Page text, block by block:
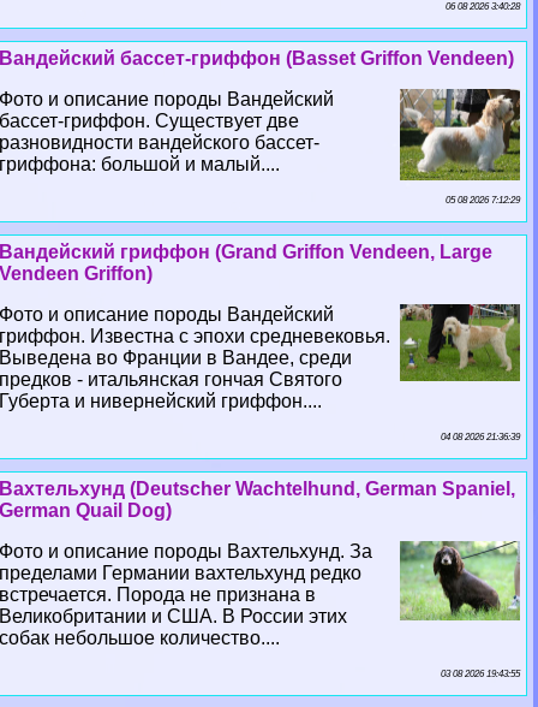
06 08 2026 3:40:28
Вандейский бассет-гриффон (Basset Griffon Vendeen)
Фото и описание породы Вандейский
бассет-гриффон. Существует две
разновидности вандейского бассет-
гриффона: большой и малый....
05 08 2026 7:12:29
Вандейский гриффон (Grand Griffon Vendeen, Large
Vendeen Griffon)
Фото и описание породы Вандейский
гриффон. Известна с эпохи средневековья.
Выведена во Франции в Вандее, среди
предков - итальянская гончая Святого
Губерта и нивернейский гриффон....
04 08 2026 21:36:39
Вахтельхунд (Deutscher Wachtelhund, German Spaniel,
German Quail Dog)
Фото и описание породы Вахтельхунд. За
пределами Германии вахтельхунд редко
встречается. Порода не признана в
Великобритании и США. В России этих
собак небольшое количество....
03 08 2026 19:43:55